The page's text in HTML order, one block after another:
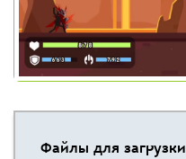
Файлы для загрузки